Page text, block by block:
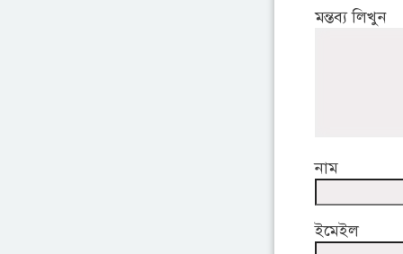
মন্তব্য লিখুন
নাম
ইমেইল